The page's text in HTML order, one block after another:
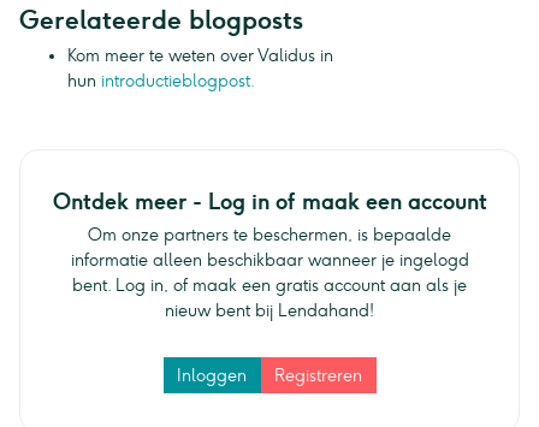
Gerelateerde blogposts
Kom meer te weten over Validus in
hun introductieblogpost.
Ontdek meer - Log in of maak een account
Om onze partners te beschermen, is bepaalde
informatie alleen beschikbaar wanneer je ingelogd
bent. Log in, of maak een gratis account aan als je
nieuw bent bij Lendahand!
Inloggen Registreren